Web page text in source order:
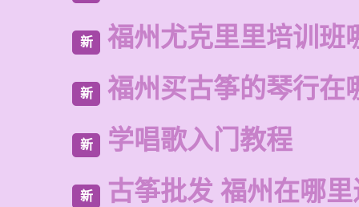
新 福州尤克里里培训班
新 福州买古筝的琴行在
新 学唱歌入门教程
新 古筝批发 福州在哪